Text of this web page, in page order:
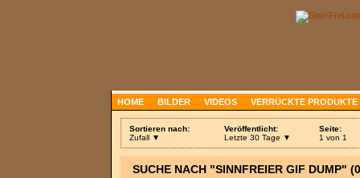
HOME BILDER VIDEOS VERRÜCKTE PRODUKTE
Sortieren nach:
Zufall ▼
Veröffentlicht:
Letzte 30 Tage ▼
Seite:
1 von 1
SUCHE NACH "SINNFREIER GIF DUMP"